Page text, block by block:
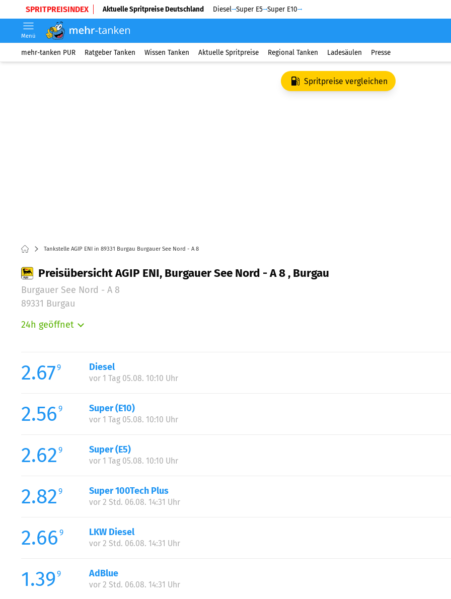
SPRITPREISINDEX Aktuelle Spritpreise Deutschland Diesel Super E5 Super E10
Menü
mehr-tanken PUR Ratgeber Tanken Wissen Tanken Aktuelle Spritpreise Regional Tanken Ladesäulen Presse
Spritpreise vergleichen
Tankstelle AGIP ENI in 89331 Burgau Burgauer See Nord - A 8
Preisübersicht AGIP ENI, Burgauer See Nord - A 8 , Burgau
Burgauer See Nord - A 8
89331 Burgau
24h geöffnet
Mittwoch:
Donnerstag:
Samstag:
Sonntag:
2.679 Diesel
vor 1 Tag 05.08. 10:10 Uhr
2.56 9 Super (E10)
vor 1 Tag 05.08. 10:10 Uhr
2.62 9 Super (E5)
vor 1 Tag 05.08. 10:10 Uhr
2.82 9 Super 100Tech Plus
vor 2 Std. 06.08. 14:31 Uhr
2.66 9 LKW Diesel
vor 2 Std. 06.08. 14:31 Uhr
1.399 AdBlue
vor 2 Std. 06.08. 14:31 Uhr